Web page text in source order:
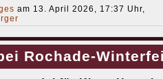
am 13. April 2026, 17:37 Uhr,
Rochade-